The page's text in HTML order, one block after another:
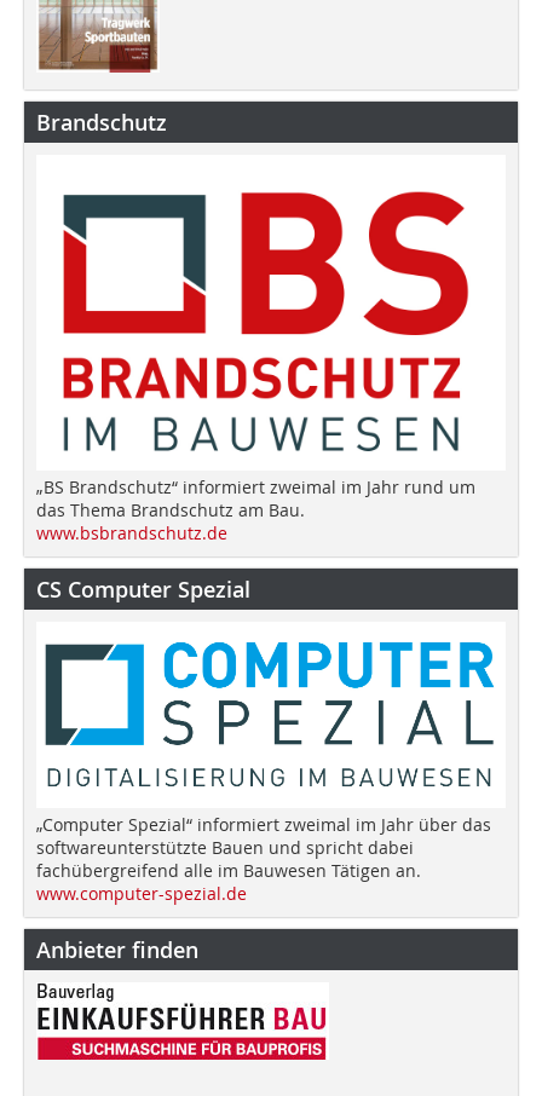
Brandschutz
„BS Brandschutz“ informiert zweimal im Jahr rund um
das Thema Brandschutz am Bau.
www.bsbrandschutz.de
CS Computer Spezial
„Computer Spezial“ informiert zweimal im Jahr über das
softwareunterstützte Bauen und spricht dabei
fachübergreifend alle im Bauwesen Tätigen an.
www.computer-spezial.de
Anbieter finden